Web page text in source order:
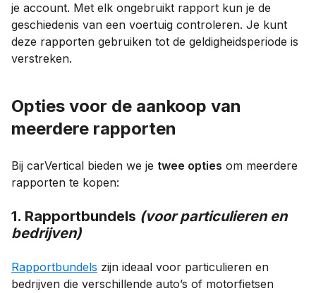
je account. Met elk ongebruikt rapport kun je de
geschiedenis van een voertuig controleren. Je kunt
deze rapporten gebruiken tot de geldigheidsperiode is
verstreken.
Opties voor de aankoop van
meerdere rapporten
Bij carVertical bieden we je twee opties om meerdere
rapporten te kopen:
1. Rapportbundels (voor particulieren en
bedrijven)
Rapportbundels zijn ideaal voor particulieren en
bedrijven die verschillende auto’s of motorfietsen